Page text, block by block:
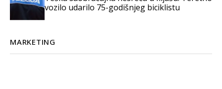
vozilo udarilo 75-godišnjeg biciklistu
MARKETING